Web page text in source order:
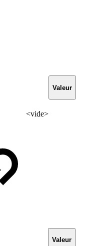
Valeur
<vide>
Valeur